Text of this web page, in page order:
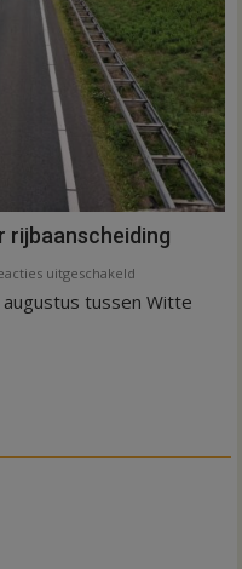
rijbaanscheiding
uitgeschakeld
N36
rijbaanscheiding
augustus tussen Witte